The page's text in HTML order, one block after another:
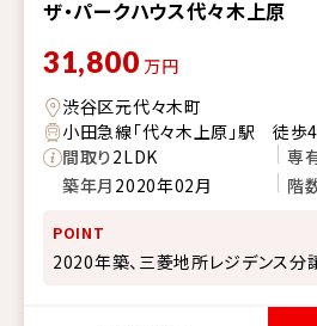
ザ・パークハウス代々木上原
31,800 万円
渋谷区元代々木町
小田急線「代々木上原」駅 徒歩
間取り2LDK 専
築年月 2020年02月 階
POINT
2020年築、三菱地所レジデンス分